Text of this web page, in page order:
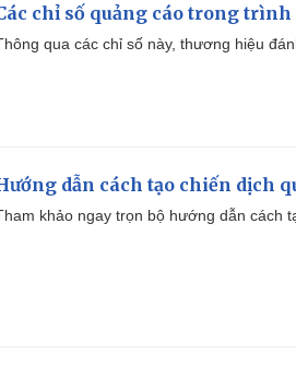
chỉ số quảng cáo trong
qua các chỉ số này, thương hiệu
dẫn cách tạo chiến dịch
khảo ngay trọn bộ hướng dẫn cách